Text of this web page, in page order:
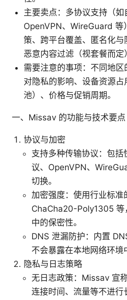
主要卖点：多协议支持（如
OpenVPN、WireGuard 等
策、跨平台覆盖、匿名化
恶意内容过滤（视套餐而定
需要注意的事项：不同地
对隐私的影响、设备资源
池）、价格与促销周期。
一、Missav 的功能与技术要点
协议与加密
支持多种传输协议：包
议、OpenVPN、
切换。
加密强度：使用行业标准
ChaCha20-Poly1305 等
中的保密性。
DNS 泄漏防护：内置
不会暴露在本地网络环境
隐私与日志策略
无日志政策：Missav 宣
连接时间、流量等不进行